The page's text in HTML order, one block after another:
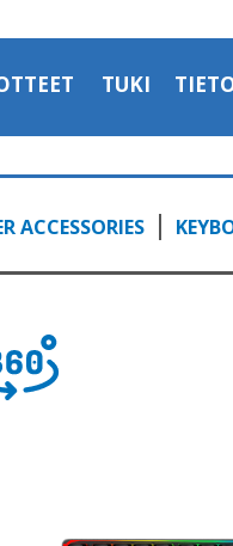
TUKI
ACCESSORIES